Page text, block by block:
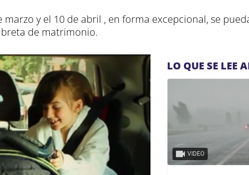
y el 10 de abril , en forma excepcional, se
de matrimonio.
LO QUE SE LEE
VIDEO